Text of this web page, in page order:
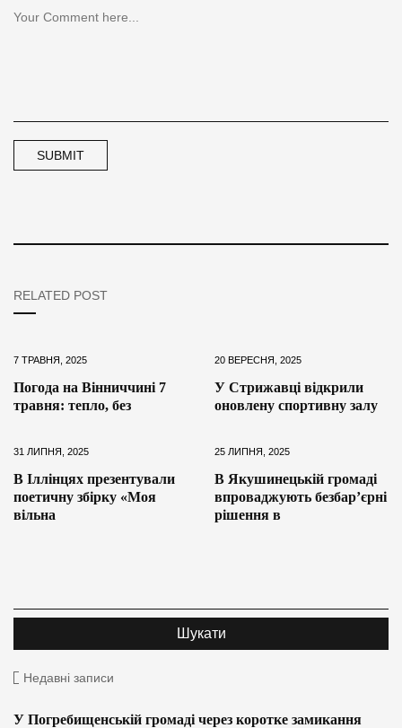
RELATED POST
7 ТРАВНЯ, 2025
Погода на Вінниччині 7
травня: тепло, без
20 ВЕРЕСНЯ, 2025
У Стрижавці відкрили
оновлену спортивну залу
31 ЛИПНЯ, 2025
В Іллінцях презентували
поетичну збірку «Моя
вільна
25 ЛИПНЯ, 2025
В Якушинецькій громаді
впроваджують безбар’єрні
рішення в
Недавні записи
У Погребищенській громаді через коротке замикання